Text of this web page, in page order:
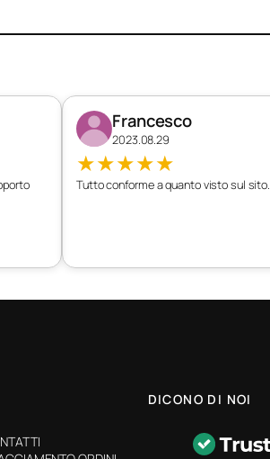
Francesco
2023.08.29
★★★★★
Tutto conforme a quanto visto sul sito.
DICONO DI NOI